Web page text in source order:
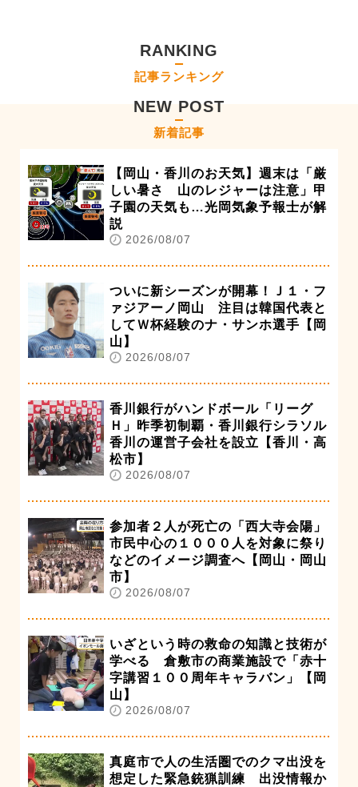
RANKING
記事ランキング
NEW POST
新着記事
【岡山・香川のお天気】週末は「厳
しい暑さ 山のレジャーは注意」甲
子園の天気も…光岡気象予報士が解
説
2026/08/07
ついに新シーズンが開幕！Ｊ１・フ
ァジアーノ岡山 注目は韓国代表と
してＷ杯経験のナ・サンホ選手【岡
山】
2026/08/07
香川銀行がハンドボール「リーグ
Ｈ」昨季初制覇・香川銀行シラソル
香川の運営子会社を設立【香川・高
松市】
2026/08/07
参加者２人が死亡の「西大寺会陽」
市民中心の１０００人を対象に祭り
などのイメージ調査へ【岡山・岡山
市】
2026/08/07
いざという時の救命の知識と技術が
学べる 倉敷市の商業施設で「赤十
字講習１００周年キャラバン」【岡
山】
2026/08/07
真庭市で人の生活圏でのクマ出没を
想定した緊急銃猟訓練 出没情報か